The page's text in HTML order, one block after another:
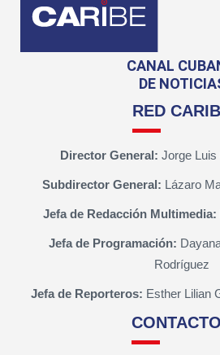
CANAL
DE
RED
Director General: Jorge
Subdirector General: Lázaro
Jefa de Redacción Multimedia:
Jefa de Programación:
Rodríguez
Jefa de Reporteros: Esther Lilian